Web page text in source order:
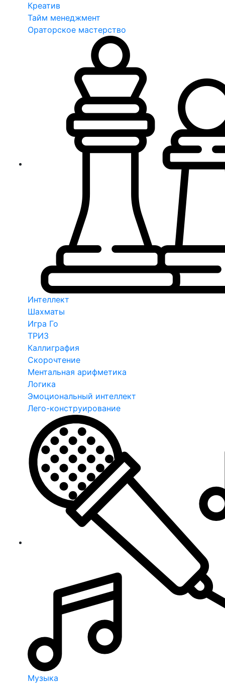
Креатив
Тайм менеджмент
Ораторское мастерство
Интеллект
Шахматы
Игра Го
ТРИЗ
Каллиграфия
Скорочтение
Ментальная арифметика
Логика
Эмоциональный интеллект
Лего-конструирование
Музыка